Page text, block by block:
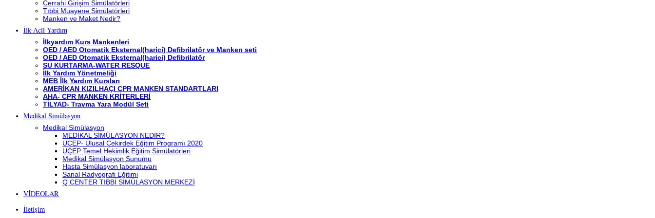
Cerrahi Girişim Simülatörleri
Tıbbi Muayene Simülatörleri
Manken ve Maket Nedir?
İlk-Acil Yardım
İlkyardım Kurs Mankenleri
OED / AED Otomatik Eksternal(harici) Defibrilatör ve Manken seti
OED / AED Otomatik Eksternal(harici) Defibrilatör
SU KURTARMA-WATER RESQUE
İlk Yardım Yönetmeliği
MEB İlk Yardım Kursları
AMERİKAN KIZILHAÇI CPR MANKEN STANDARTLARI
AHA- CPR MANKEN KRİTERLERİ
TİLYAD- Travma Yara Modül Seti
Medikal Simülasyon
Medikal Simülasyon
MEDİKAL SİMÜLASYON NEDİR?
UÇEP- Ulusal Çekirdek Eğitim Programı 2020
UÇEP Temel Hekimlik Eğitim Simülatörleri
Medikal Simülasyon Sunumu
Hasta Simülasyon laboratuvarı
Sanal Radyografi Eğitimi
Q CENTER TIBBİ SİMÜLASYON MERKEZİ
VİDEOLAR
İletişim